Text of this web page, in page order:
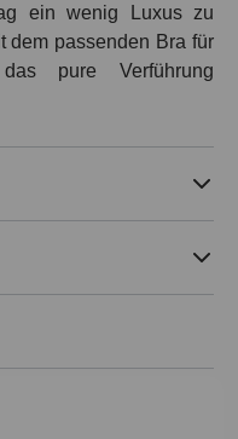
ein wenig Luxus zu
dem passenden Bra für
pure Verführung